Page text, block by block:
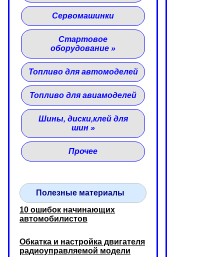
Сервомашинки
Стартовое
оборудование »
Топливо для автомоделей
Топливо для авиамоделей
Шины, диски,клей для
шин»
Прочее
Полезные материалы
10 ошибок начинающих
автомобилистов
Обкатка и настройка двигателя
радиоуправляемой модели